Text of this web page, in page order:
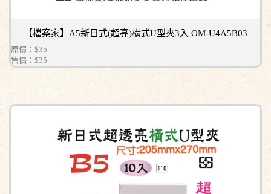
【檔案家】A5新日式(超亮)橫式U型夾3入 OM-U4A5B03
原價：$35
售價： $35